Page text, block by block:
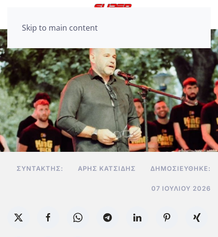
Skip to main content
ΣΥΝΤΆΚΤΗΣ: ΆΡΗΣ ΚΑΤΣΊΔΗΣ ΔΗΜΟΣΙΕΎΘΗΚΕ:
07 ΙΟΥΛΊΟΥ 2026